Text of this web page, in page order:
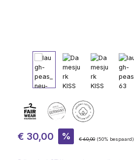
Verkoopprijs:
€ 30,00 % Normale prijs:
€ 60,00 (50% bespaard)